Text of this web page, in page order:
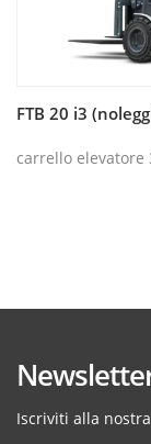
FTB 20 i3
carrello elevatore
Iscriviti alla